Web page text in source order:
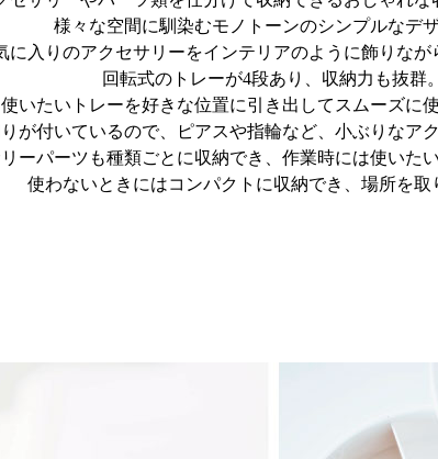
様々な空間に馴染むモノトーンのシンプルなデザ
に入りのアクセサリーをインテリアのように飾りなが
回転式のトレーが4段あり、収納力も抜群。
使いたいトレーを好きな位置に引き出してスムーズに使
が付いているので、ピアスや指輪など、小ぶりなア
ーパーツも種類ごとに収納でき、作業時には使いた
使わないときにはコンパクトに収納でき、場所を取